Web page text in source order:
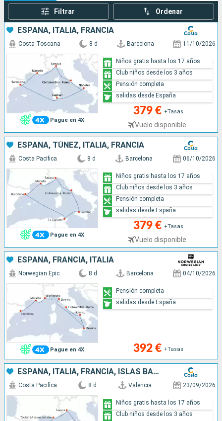
Filtrar Ordenar
ESPAÑA, ITALIA, FRANCIA
Pague en 4X
Costa Toscana 8 d Barcelona 11/10/2026
379 € +Tasas
Vuelo disponible
Niños gratis hasta los 17 años
Club niños desde los 3 años
Pensión completa
salidas desde España
ESPAÑA, TÚNEZ, ITALIA, FRANCIA
Pague en 4X
Costa Pacifica 8 d Barcelona 06/10/2026
379 € +Tasas
Vuelo disponible
Niños gratis hasta los 17 años
Club niños desde los 3 años
Pensión completa
salidas desde España
ESPAÑA, FRANCIA, ITALIA
Pague en 4X
Norwegian Epic 8 d Barcelona 04/10/2026
392 € +Tasas
Pensión completa
salidas desde España
ESPAÑA, ITALIA, FRANCIA, ISLAS BALEARES
Costa Pacifica 8 d Valencia 23/09/2026
Niños gratis hasta los 17 años
Club niños desde los 3 años